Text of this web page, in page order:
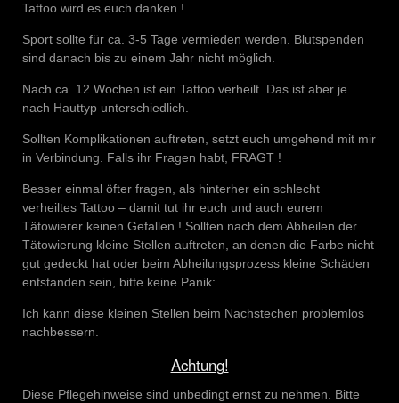
Tattoo wird es euch danken !
Sport sollte für ca. 3-5 Tage vermieden werden. Blutspenden
sind danach bis zu einem Jahr nicht möglich.
Nach ca. 12 Wochen ist ein Tattoo verheilt. Das ist aber je
nach Hauttyp unterschiedlich.
Sollten Komplikationen auftreten, setzt euch umgehend mit mir
in Verbindung. Falls ihr Fragen habt, FRAGT !
Besser einmal öfter fragen, als hinterher ein schlecht
verheiltes Tattoo – damit tut ihr euch und auch eurem
Tätowierer keinen Gefallen ! Sollten nach dem Abheilen der
Tätowierung kleine Stellen auftreten, an denen die Farbe nicht
gut gedeckt hat oder beim Abheilungsprozess kleine Schäden
entstanden sein, bitte keine Panik:
Ich kann diese kleinen Stellen beim Nachstechen problemlos
nachbessern.
Achtung!
Diese Pflegehinweise sind unbedingt ernst zu nehmen. Bitte